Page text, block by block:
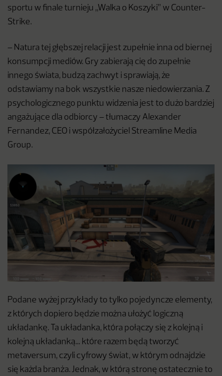
sportu w finale turnieju „Walka o Koszyki” w Counter-
Strike.
– Natura tej głębszej relacji jest zupełnie inna od biernej
konsumpcji mediów. Gry zabierają cię do zupełnie
innego świata, budzą zachwyt i sprawiają, że
odstawiamy na bok wszystkie nasze niedowierzania. Z
psychologicznego punktu widzenia jest to dużo bardziej
angażujące dla odbiorcy – tłumaczy Alexander
Fernandez, CEO i współzałożyciel Streamline Media
Group.
Podane wyżej przykłady to tylko pojedyncze elementy,
z których dopiero będzie można ułożyć logiczną
układankę. Ta układanka, która połączy się z kolejną i
kolejną układanką… które razem będą tworzyć
metaversum, czyli cyfrowy świat, w którym odnajdzie
się każda branża. Jednak, w którą stronę ostatecznie to